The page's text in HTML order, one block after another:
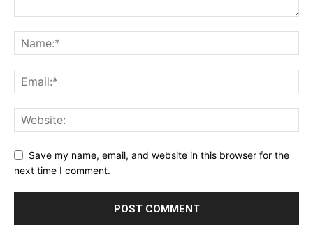
Save my name, email, and website in this browser for the
next time I comment.